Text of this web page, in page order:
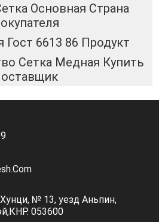
Основная Страна
Гост 6613 86 Продукт
Сетка Медная Купить
№ 13, уезд Аньпин,
053600